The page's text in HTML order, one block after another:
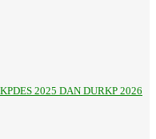
2025 DAN DURKP 2026